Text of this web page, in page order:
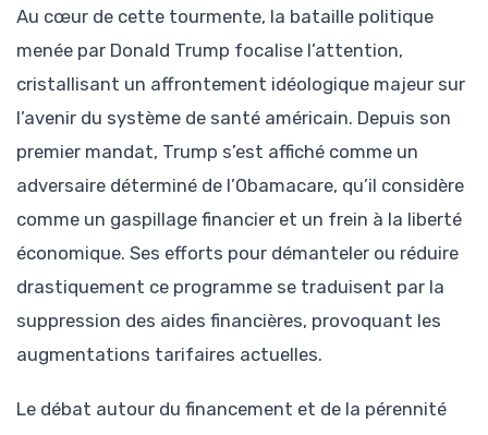
Au cœur de cette tourmente, la bataille politique
menée par Donald Trump focalise l’attention,
cristallisant un affrontement idéologique majeur sur
l’avenir du système de santé américain. Depuis son
premier mandat, Trump s’est affiché comme un
adversaire déterminé de l’Obamacare, qu’il considère
comme un gaspillage financier et un frein à la liberté
économique. Ses efforts pour démanteler ou réduire
drastiquement ce programme se traduisent par la
suppression des aides financières, provoquant les
augmentations tarifaires actuelles.
Le débat autour du financement et de la pérennité